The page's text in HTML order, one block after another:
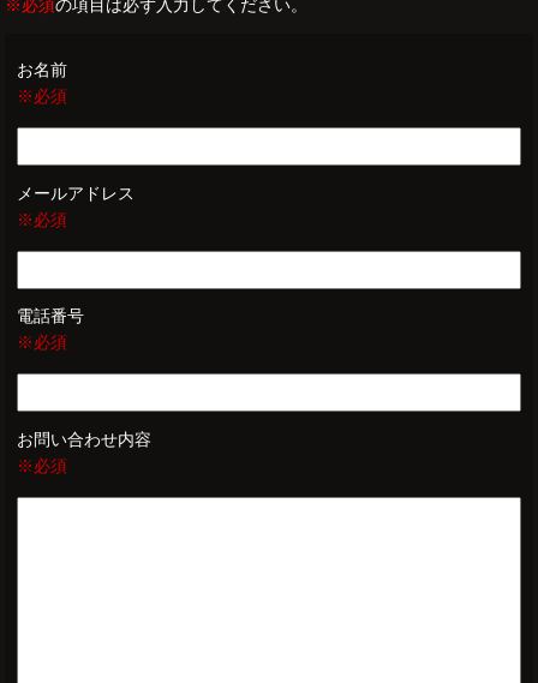
※必須の項目は必ず入力してください。
お名前
※必須
メールアドレス
※必須
電話番号
※必須
お問い合わせ内容
※必須